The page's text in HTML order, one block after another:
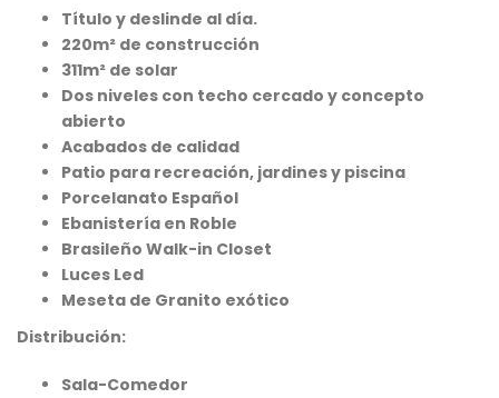
Título y deslinde al día.
220m² de construcción
311m² de solar
Dos niveles con techo cercado y concepto
abierto
Acabados de calidad
Patio para recreación, jardines y piscina
Porcelanato Español
Ebanistería en Roble
Brasileño Walk-in Closet
Luces Led
Meseta de Granito exótico
Distribución:
Sala-Comedor
Venta Apartamento Residencial Amalia
Don Paco III, Santo Domingo Este, República Dominicana
RD$$10,000,000